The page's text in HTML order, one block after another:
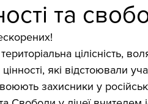
та
цінності, які відстоювали
захисники у